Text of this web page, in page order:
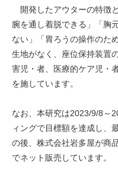
開発したアウターの特徴
腕を通し着脱できる」「胸
ない」「胃ろうの操作のた
生地がなく、座位保持装置
害児・者、医療的ケア児・
を施しています。
なお、本研究は2023/9/8～
ィングで目標額を達成し、
の後、株式会社岩多屋が商
でネット販売しています。